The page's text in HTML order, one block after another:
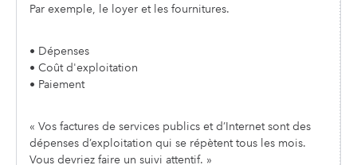
Par exemple, le loyer et les fournitures.
• Dépenses
• Coût d'exploitation
• Paiement
« Vos factures de services publics et d’Internet sont des
dépenses d’exploitation qui se répètent tous les mois.
Vous devriez faire un suivi attentif. »